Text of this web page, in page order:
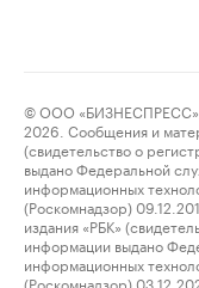
© ООО
2026. Сообщения и
(свидетельство о
выдано Федеральной
информационных
(Роскомнадзор)
издания «РБК»
информации выдано
информационных
(Роскомнадзор)